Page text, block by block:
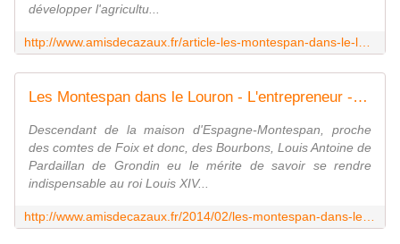
développer l'agricultu...
Les Montespan dans le Louron - L'entrepreneur - Louis Antoine de Pardaillan de Grondin, Marquis de Montespan, duc d'Antin et pair de France - Les amis de Cazaux - Debat Hautes Pyrénées, France
Descendant de la maison d'Espagne-Montespan, proche
des comtes de Foix et donc, des Bourbons, Louis Antoine de
Pardaillan de Grondin eu le mérite de savoir se rendre
indispensable au roi Louis XIV...